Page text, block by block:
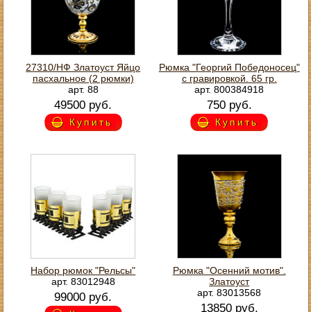
27310/НФ Златоуст Яйцо
пасхальное (2 рюмки)
арт. 88
49500 руб.
Купить
Рюмка "Георгий Победоносец"
с гравировкой. 65 гр.
арт. 800384918
750 руб.
Купить
Набор рюмок "Рельсы"
арт. 83012948
99000 руб.
Рюмка "Осенний мотив".
Златоуст
арт. 83013568
13850 руб.